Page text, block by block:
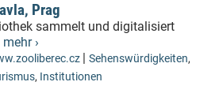
Prag
sammelt und digitalisiert
mehr ›
| Sehenswürdigkeiten,
, Institutionen